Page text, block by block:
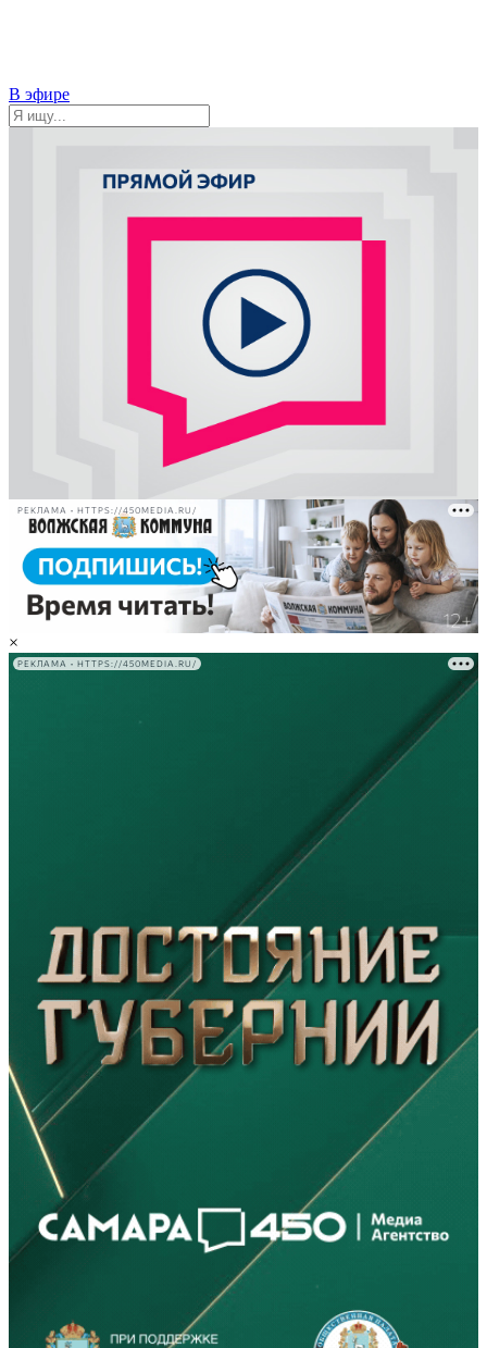
В эфире
РЕКЛАМА • HTTPS://450MEDIA.RU/
×
РЕКЛАМА • HTTPS://450MEDIA.RU/